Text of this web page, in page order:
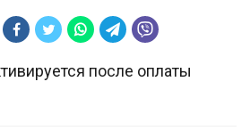
после оплаты